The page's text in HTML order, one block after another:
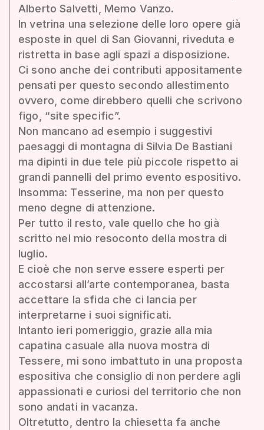
Alberto Salvetti, Memo Vanzo.
In vetrina una selezione delle loro opere già
esposte in quel di San Giovanni, riveduta e
ristretta in base agli spazi a disposizione.
Ci sono anche dei contributi appositamente
pensati per questo secondo allestimento
ovvero, come direbbero quelli che scrivono
figo, “site specific”.
Non mancano ad esempio i suggestivi
paesaggi di montagna di Silvia De Bastiani
ma dipinti in due tele più piccole rispetto ai
grandi pannelli del primo evento espositivo.
Insomma: Tesserine, ma non per questo
meno degne di attenzione.
Per tutto il resto, vale quello che ho già
scritto nel mio resoconto della mostra di
luglio.
E cioè che non serve essere esperti per
accostarsi all’arte contemporanea, basta
accettare la sfida che ci lancia per
interpretarne i suoi significati.
Intanto ieri pomeriggio, grazie alla mia
capatina casuale alla nuova mostra di
Tessere, mi sono imbattuto in una proposta
espositiva che consiglio di non perdere agli
appassionati e curiosi del territorio che non
sono andati in vacanza.
Oltretutto, dentro la chiesetta fa anche